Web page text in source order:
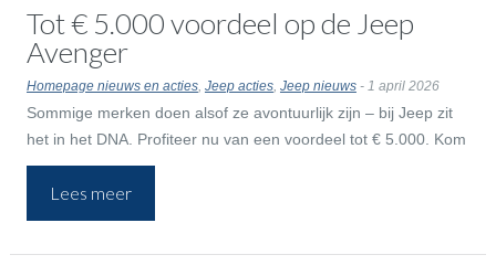
Tot € 5.000 voordeel op de Jeep
Avenger
Homepage nieuws en acties, Jeep acties, Jeep nieuws- 1 april 2026
Sommige merken doen alsof ze avontuurlijk zijn – bij Jeep zit
het in het DNA. Profiteer nu van een voordeel tot € 5.000. Kom
jij de Jeep Avenger ervaren?
Lees meer